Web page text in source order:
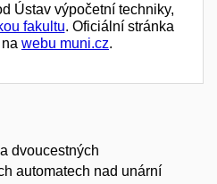
Ústav výpočetní techniky,
fakultu. Oficiální stránka
webu muni.cz.
dvoucestných
automatech nad unární